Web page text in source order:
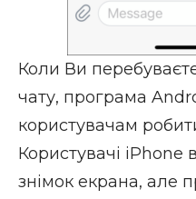
Коли Ви
чату, програма
користувачам
Користувачі iPhone
знімок екрана, але